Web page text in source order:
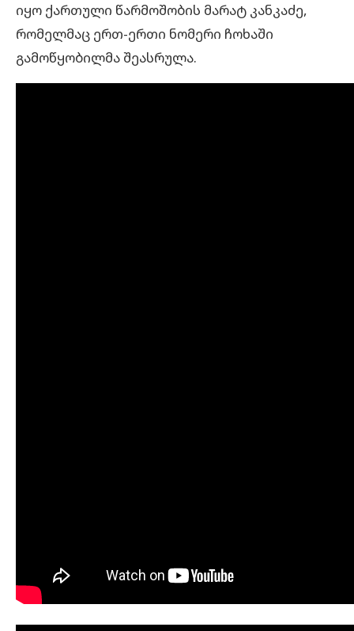
იყო ქართული წარმოშობის მარატ კანკაძე,
რომელმაც ერთ-ერთი ნომერი ჩოხაში
გამოწყობილმა შეასრულა.